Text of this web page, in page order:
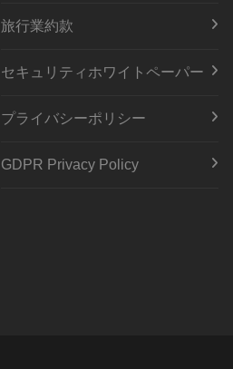
旅行業約款
セキュリティホワイトペーパー
プライバシーポリシー
GDPR Privacy Policy